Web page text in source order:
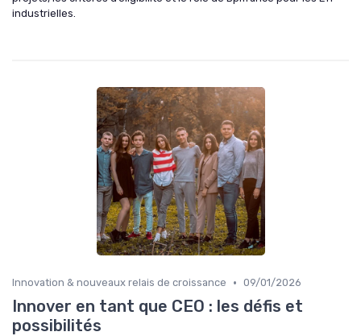
industrielles.
Innovation & nouveaux relais de croissance • 09/01/2026
Innover en tant que CEO : les défis et
possibilités